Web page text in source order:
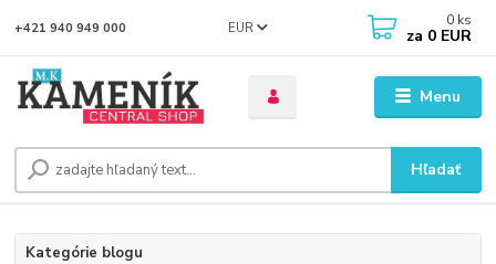
Menu
EUR
Hľadať
+421 940 949 000 0 ks
za 0 EUR
Kategórie blogu